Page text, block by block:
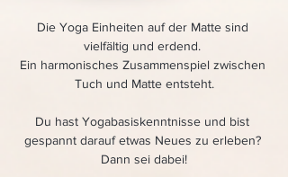
Die Yoga Einheiten auf der Matte sind
vielfältig und erdend.
Ein harmonisches Zusammenspiel zwischen
Tuch und Matte entsteht.
Du hast Yogabasiskenntnisse und bist
gespannt darauf etwas Neues zu erleben?
Dann sei dabei!